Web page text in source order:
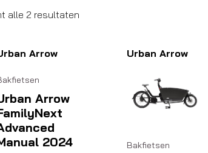
alle 2 resultaten
populariteit
Arrow
Arrow
2024
Urban Arrow
Bakfietsen